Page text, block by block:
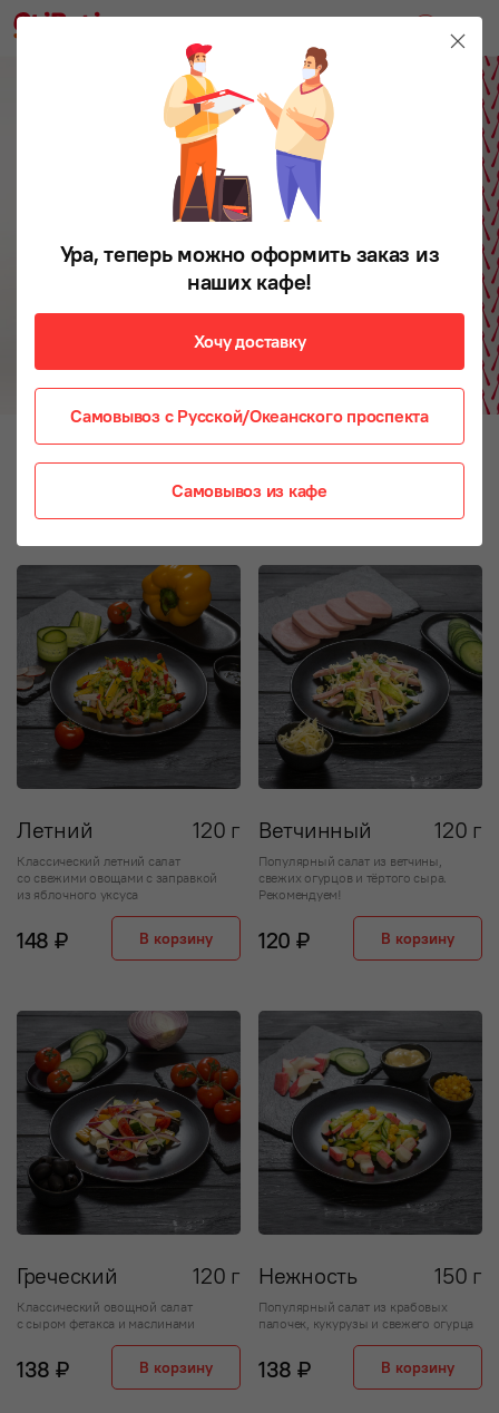
Салaты Салаты пoд заказ
Салaты
Летний 120 г
Классический летний салат
со свежими овощами с заправкой
из яблочного уксуса
148 ₽ В корзину
Ветчинный 120 г
Популярный салат из ветчины,
свежих огурцов и тёртого сыра.
Рекомендуем!
120 ₽ В корзину
Греческий 120 г
Классический овощной салат
с сыром фетакса и маслинами
138 ₽ В корзину
Нежность 150 г
Популярный салат из крабовых
палочек, кукурузы и свежего огурца
138 ₽ В корзину
Ура, теперь можно оформить заказ из
наших кафе!
Хочу доставку
Самовывоз с Русской/Океанского проспекта
Самовывоз из кафе